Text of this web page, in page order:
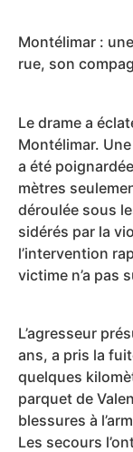
Montélimar :
rue, son
Le drame a
Montélimar.
a été
mètres
déroulée sous
sidérés par la
l’intervention
victime n’a pas
L’agresseur
ans, a pris la
quelques
parquet de
blessures à
Les secours